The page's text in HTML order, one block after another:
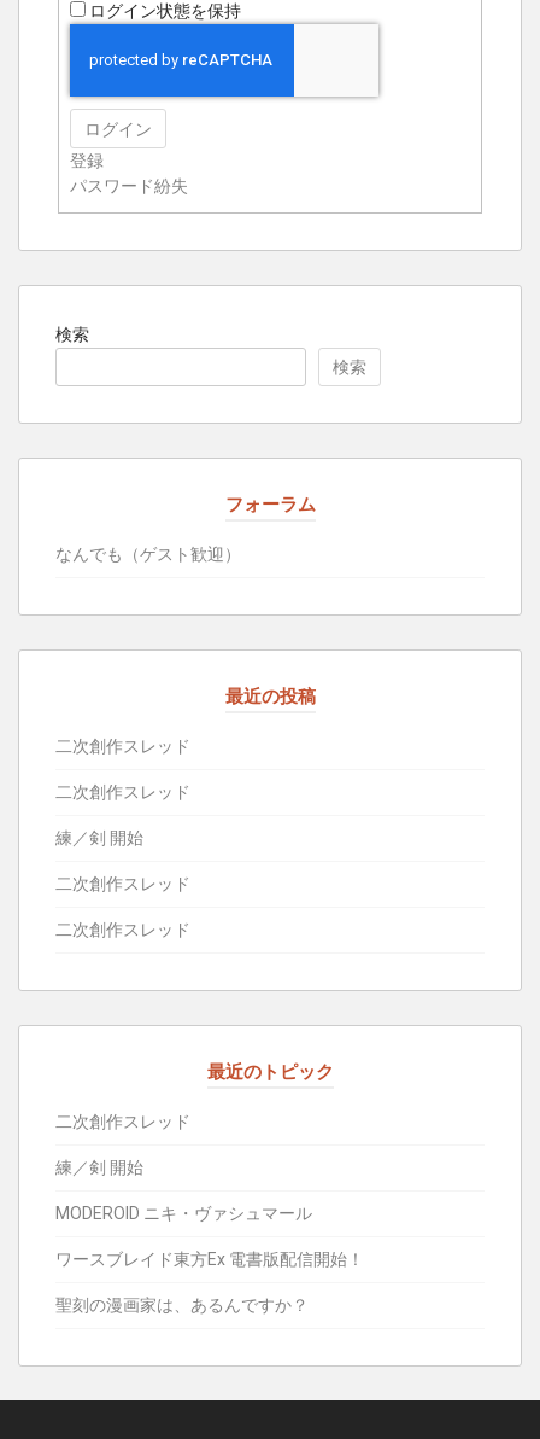
ログイン状態を保持
ログイン
登録
パスワード紛失
検索
検索
フォーラム
なんでも（ゲスト歓迎）
最近の投稿
二次創作スレッド
二次創作スレッド
練／剣 開始
二次創作スレッド
二次創作スレッド
最近のトピック
二次創作スレッド
練／剣 開始
MODEROID ニキ・ヴァシュマール
ワースブレイド東方Ex 電書版配信開始！
聖刻の漫画家は、あるんですか？